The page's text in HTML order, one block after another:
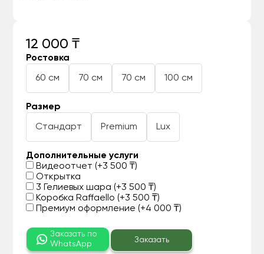
12 000 ₸
Ростовка
60 см 70 см 70 см 100 см
Размер
Стандарт Premium Lux
Дополнительные услуги
Видеоотчет (+3 500 ₸)
Открытка
3 Гелиевых шара (+3 500 ₸)
Коробка Raffaello (+3 500 ₸)
Премиум оформление (+4 000 ₸)
Заказать по
WhatsApp
Заказать